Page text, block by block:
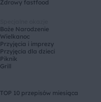
Zdrowy fastfood
Boże Narodzenie
Wielkanoc
Przyjęcia i imprezy
Przyjęcia dla dzieci
Piknik
Grill
TOP 10 przepisów miesiąca